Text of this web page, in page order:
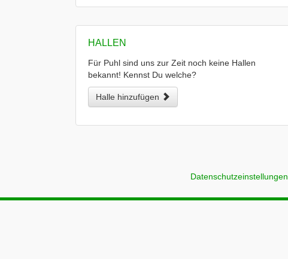
HALLEN
Für Puhl sind uns zur Zeit noch keine Hallen
bekannt! Kennst Du welche?
Halle hinzufügen
Datenschutzeinstellungen